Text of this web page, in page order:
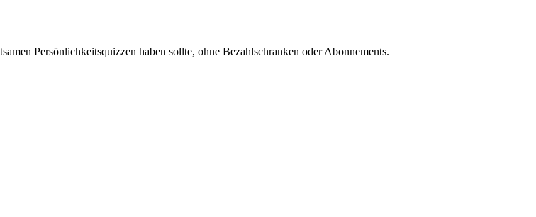
Persönlichkeitsquizzen haben sollte, ohne Bezahlschranken oder Abonnements.